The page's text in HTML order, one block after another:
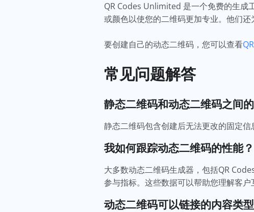
QR Codes Unlimited 是一个免费的生成
或颜色以使您的二维码更加专业。他们
要创建自己的动态二维码，您可以查看
常见问题解答
静态二维码和动态二维码之间
静态二维码包含创建后无法更改的固定
我如何跟踪动态二维码的性能？
大多数动态二维码生成器，包括QR
参与指标。这些数据可以帮助您理解客户
动态二维码可以链接的内容类